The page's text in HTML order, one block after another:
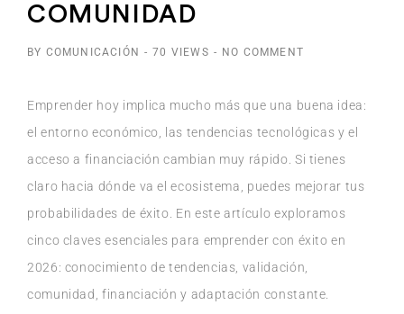
COMUNIDAD
BY COMUNICACIÓN - 70 VIEWS - NO COMMENT
Emprender hoy implica mucho más que una buena idea:
el entorno económico, las tendencias tecnológicas y el
acceso a financiación cambian muy rápido. Si tienes
claro hacia dónde va el ecosistema, puedes mejorar tus
probabilidades de éxito. En este artículo exploramos
cinco claves esenciales para emprender con éxito en
2026: conocimiento de tendencias, validación,
comunidad, financiación y adaptación constante.